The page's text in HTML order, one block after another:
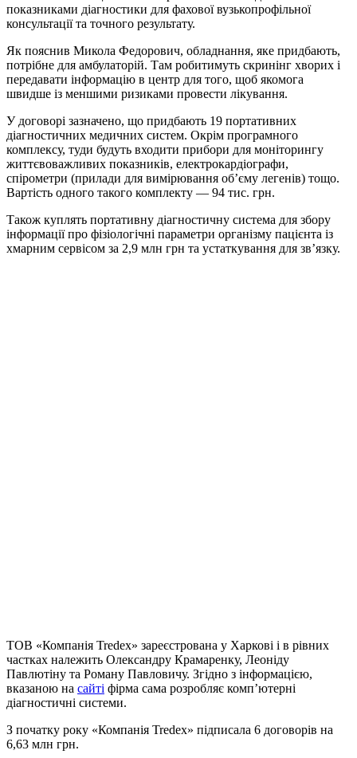
показниками діагностики для фахової вузькопрофільної
консультації та точного результату.
Як пояснив Микола Федорович, обладнання, яке придбають,
потрібне для амбулаторій. Там робитимуть скринінг хворих і
передавати інформацію в центр для того, щоб якомога
швидше із меншими ризиками провести лікування.
У договорі зазначено, що придбають 19 портативних
діагностичних медичних систем. Окрім програмного
комплексу, туди будуть входити прибори для моніторингу
життєвоважливих показників, електрокардіографи,
спірометри (прилади для вимірювання об’єму легенів) тощо.
Вартість одного такого комплекту — 94 тис. грн.
Також куплять портативну діагностичну система для збору
інформації про фізіологічні параметри організму пацієнта із
хмарним сервісом за 2,9 млн грн та устаткування для зв’язку.
ТОВ «Компанія Tredex» зареєстрована у Харкові і в рівних
частках належить Олександру Крамаренку, Леоніду
Павлютіну та Роману Павловичу. Згідно з інформацією,
вказаною на сайті фірма сама розробляє комп’ютерні
діагностичні системи.
З початку року «Компанія Tredex» підписала 6 договорів на
6,63 млн грн.